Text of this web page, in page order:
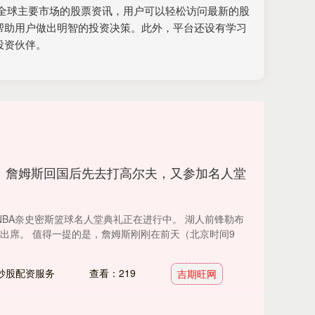
主要市场的股票资讯，用户可以轻松访问最新的股
用户做出明智的投资决策。此外，平台还设有学习
伙伴。
姆斯回国后先去打高尔夫，又参加名人堂
奈史密斯篮球名人堂典礼正在进行中。 湖人前锋勒布
席。 值得一提的是，詹姆斯刚刚在前天（北京时间9
股配资服务 查看：219 吉期旺网